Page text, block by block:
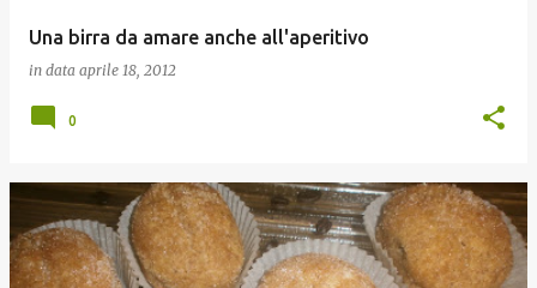
Una birra da amare anche all'aperitivo
in data aprile 18, 2012
0